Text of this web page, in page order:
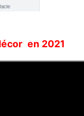
en 2021